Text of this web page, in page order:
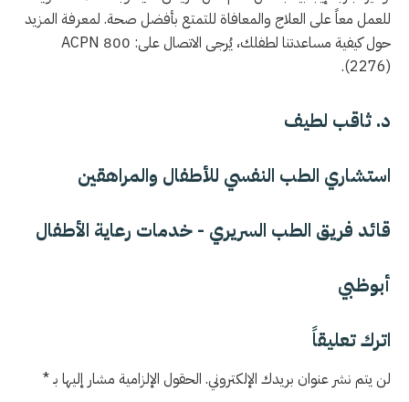
للعمل معاً على العلاج والمعافاة للتمتع بأفضل صحة. لمعرفة المزيد
حول كيفية مساعدتنا لطفلك، يُرجى الاتصال على: 800
ACPN
(2276).
د. ثاقب لطيف
استشاري الطب النفسي للأطفال والمراهقين
قائد فريق الطب السريري - خدمات رعاية الأطفال
أبوظبي
اترك تعليقاً
لن يتم نشر عنوان بريدك الإلكتروني. الحقول الإلزامية مشار إليها بـ *